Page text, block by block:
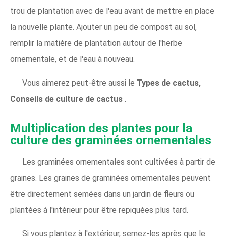
trou de plantation avec de l'eau avant de mettre en place
la nouvelle plante. Ajouter un peu de compost au sol,
remplir la matière de plantation autour de l'herbe
ornementale, et de l'eau à nouveau.
Vous aimerez peut-être aussi le Types de cactus,
Conseils de culture de cactus
Multiplication des plantes pour la
culture des graminées ornementales
Les graminées ornementales sont cultivées à partir de
graines. Les graines de graminées ornementales peuvent
être directement semées dans un jardin de fleurs ou
plantées à l'intérieur pour être repiquées plus tard.
Si vous plantez à l'extérieur, semez-les après que le